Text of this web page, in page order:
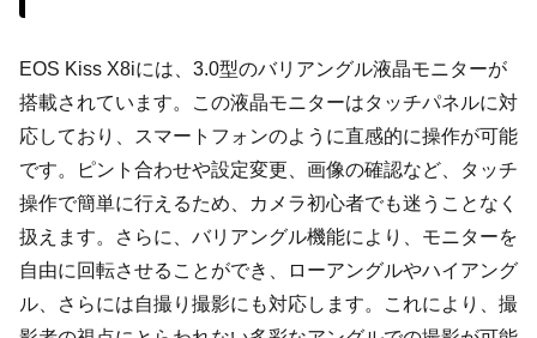
EOS Kiss X8iには、3.0型のバリアングル液晶モニターが
搭載されています。この液晶モニターはタッチパネルに対
応しており、スマートフォンのように直感的に操作が可能
です。ピント合わせや設定変更、画像の確認など、タッチ
操作で簡単に行えるため、カメラ初心者でも迷うことなく
扱えます。さらに、バリアングル機能により、モニターを
自由に回転させることができ、ローアングルやハイアング
ル、さらには自撮り撮影にも対応します。これにより、撮